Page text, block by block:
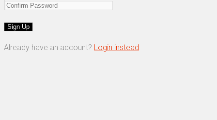
Already have an account? Login instead